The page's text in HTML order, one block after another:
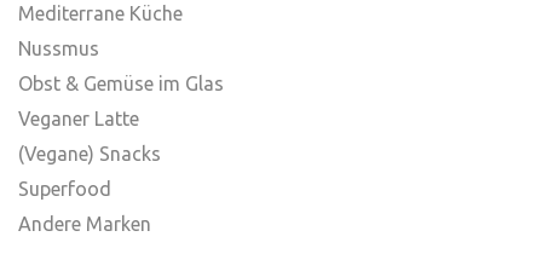
Mediterrane Küche
Nussmus
Obst & Gemüse im Glas
Veganer Latte
(Vegane) Snacks
Superfood
Andere Marken